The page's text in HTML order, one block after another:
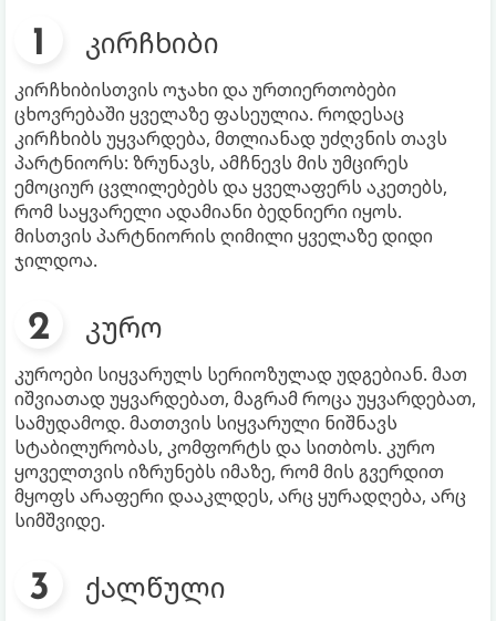
კირჩხიბი
კირჩხიბისთვის ოჯახი და ურთიერთობები
ცხოვრებაში ყველაზე ფასეულია. როდესაც
კირჩხიბს უყვარდება, მთლიანად უძღვნის თავს
პარტნიორს: ზრუნავს, ამჩნევს მის უმცირეს
ემოციურ ცვლილებებს და ყველაფერს აკეთებს,
რომ საყვარელი ადამიანი ბედნიერი იყოს.
მისთვის პარტნიორის ღიმილი ყველაზე დიდი
ჯილდოა.
კურო
კუროები სიყვარულს სერიოზულად უდგებიან. მათ
იშვიათად უყვარდებათ, მაგრამ როცა უყვარდებათ,
სამუდამოდ. მათთვის სიყვარული ნიშნავს
სტაბილურობას, კომფორტს და სითბოს. კურო
ყოველთვის იზრუნებს იმაზე, რომ მის გვერდით
მყოფს არაფერი დააკლდეს, არც ყურადღება, არც
სიმშვიდე.
ქალწული